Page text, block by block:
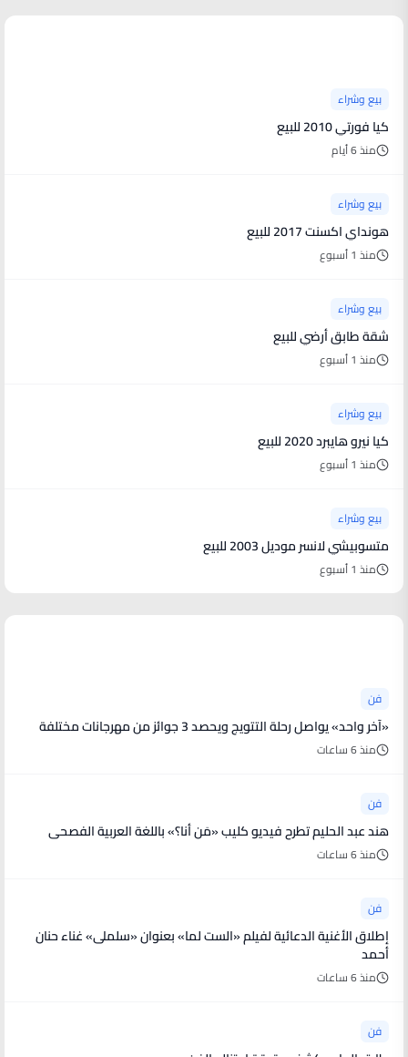
بيع وشراء
كيا فورتي 2010 للبيع
منذ 6 أيام
بيع وشراء
هونداي اكسنت 2017 للبيع
منذ 1 أسبوع
بيع وشراء
شقة طابق أرضي للبيع
منذ 1 أسبوع
بيع وشراء
كيا نيرو هايبرد 2020 للبيع
منذ 1 أسبوع
بيع وشراء
متسوبيشي لانسر موديل 2003 للبيع
منذ 1 أسبوع
فن
«آخر واحد» يواصل رحلة التتويج ويحصد 3 جوائز من مهرجانات مختلفة
منذ 6 ساعات
فن
هند عبد الحليم تطرح فيديو كليب «مَن أنا؟» باللغة العربية الفصحى
منذ 6 ساعات
فن
إطلاق الأغنية الدعائية لفيلم «الست لما» بعنوان «سلملى» غناء حنان
أحمد
منذ 6 ساعات
فن